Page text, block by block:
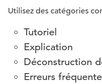
Utilisez des catégories
Tutoriel
Explication
Déconstruction
Erreurs